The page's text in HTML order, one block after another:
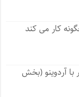
کار می کند
با آردوینو (بخش